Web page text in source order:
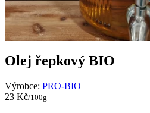
Olej řepkový BIO
Výrobce: PRO-BIO
23 Kč/100g